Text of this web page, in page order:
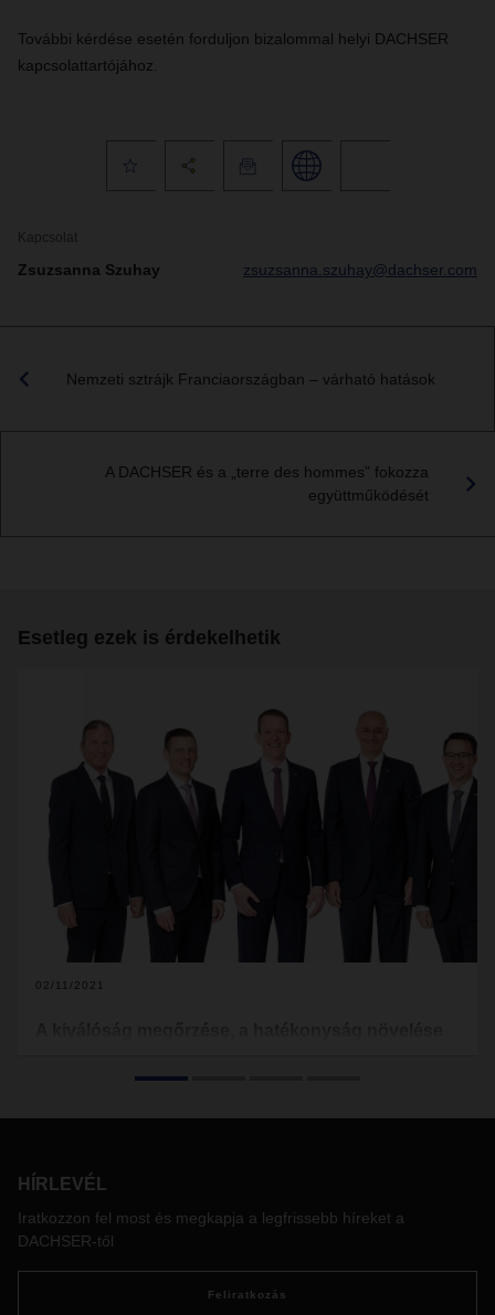
További kérdése esetén forduljon bizalommal helyi DACHSER
kapcsolattartójához.
Kapcsolat
Zsuzsanna Szuhay zsuzsanna.szuhay@dachser.com
Nemzeti sztrájk Franciaországban – várható hatások
A DACHSER és a „terre des hommes” fokozza
együttműködését
Esetleg ezek is érdekelhetik
02/11/2021
HÍRLEVÉL
Iratkozzon fel most és megkapja a legfrissebb híreket a
DACHSER-től
Feliratkozás